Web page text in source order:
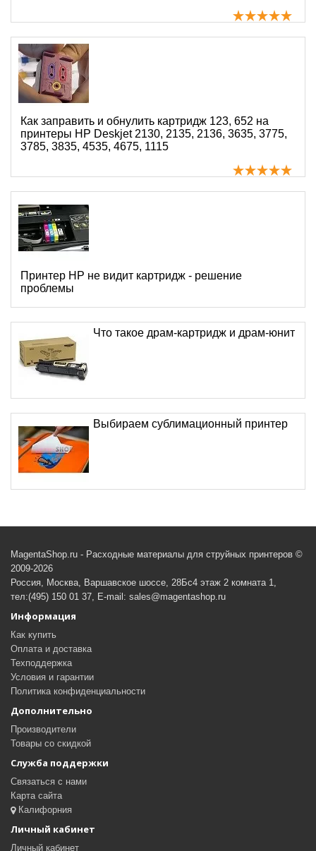
Как заправить и обнулить картридж 123, 652 на
принтеры HP Deskjet 2130, 2135, 2136, 3635, 3775,
3785, 3835, 4535, 4675, 1115
Принтер HP не видит картридж - решение
проблемы
Что такое драм-картридж и драм-юнит
Выбираем сублимационный принтер
MagentaShop.ru - Расходные материалы для струйных принтеров ©
2009-2026
Россия, Москва, Варшавское шоссе, 28Бс4 этаж 2 комната 1,
тел:(495) 150 01 37, E-mail: sales@magentashop.ru
Информация
Как купить
Оплата и доставка
Техподдержка
Условия и гарантии
Политика конфиденциальности
Дополнительно
Производители
Товары со скидкой
Служба поддержки
Связаться с нами
Карта сайта
Калифорния
Личный кабинет
Личный кабинет